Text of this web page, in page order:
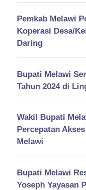
Pemkab Melawi
Koperasi Desa/
Daring
Bupati Melawi
Tahun 2024 di
Wakil Bupati
Percepatan
Melawi
Bupati Melawi
Yoseph Yayasan